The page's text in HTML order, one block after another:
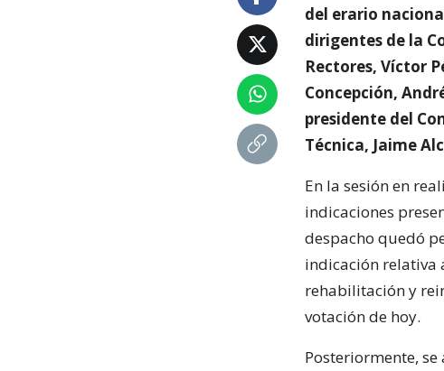
del erario
dirigentes de la
Rectores, Víctor
Concepción,
presidente del
Técnica, Jaime
En la sesión en
indicaciones
despacho quedó
indicación relativa
rehabilitación y
votación de hoy.
Posteriormente,